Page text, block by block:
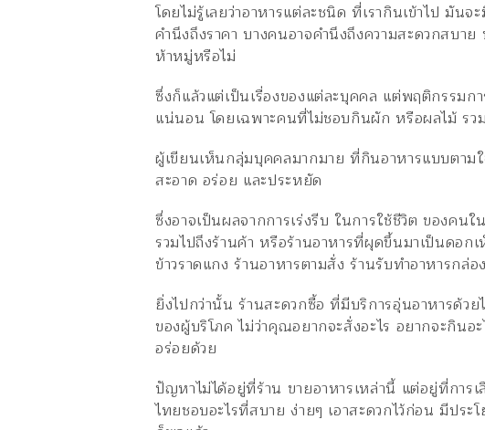
โดยไม่รู้เลยว่าอาหารแต่ละชนิด ที่เรากินเข้าไป มัน
คำนึงถึงราคา บางคนอาจคำนึงถึงความสะดวกสบา
ห้าหมู่หรือไม่
ซึ่งก็แล้วแต่เป็นเรื่องของแต่ละบุคคล แต่พฤติกรรม
แน่นอน โดยเฉพาะคนที่ไม่ชอบกินผัก หรือผลไม้ รว
ผู้เขียนเห็นกลุ่มบุคคลมากมาย ที่กินอาหารแบบตาม
สะอาด อร่อย และประหยัด
ซึ่งอาจเป็นผลจากการเร่งรีบ ในการใช้ชีวิต ของคน
รวมไปถึงร้านค้า หรือร้านอาหารที่ผุดขึ้นมาเป็นดอก
ข้าวราดแกง ร้านอาหารตามสั่ง ร้านรับทำอาหารก
ยิ่งไปกว่านั้น ร้านสะดวกซื้อ ที่มีบริการอุ่นอาหารด้ว
ของผู้บริโภค ไม่ว่าคุณอยากจะสั่งอะไร อยากจะกิน
อร่อยด้วย
ปัญหาไม่ได้อยู่ที่ร้าน ขายอาหารเหล่านี้ แต่อยู่ที่การ
ไทยชอบอะไรที่สบาย ง่ายๆ เอาสะดวกไว้ก่อน มีปร